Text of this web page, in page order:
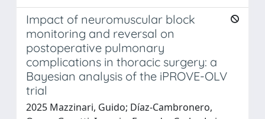
Impact of neuromuscular block
monitoring and reversal on
postoperative pulmonary
complications in thoracic surgery: a
Bayesian analysis of the iPROVE-OLV
trial
2025 Mazzinari, Guido; Díaz-Cambronero,